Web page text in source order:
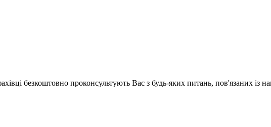
безкоштовно проконсультують Вас з будь-яких питань, пов'язаних із